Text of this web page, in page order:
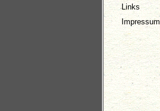
Links
Impressum